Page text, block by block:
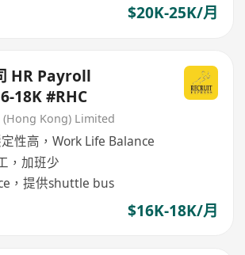
$20K-25K/月
HR Payroll
18K #RHC
(Hong Kong) Limited
性高，Work Life Balance
，加班少
，提供shuttle bus
$16K-18K/月